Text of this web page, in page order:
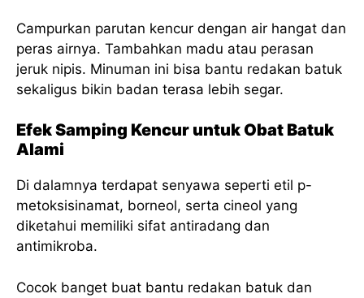
Campurkan parutan kencur dengan air hangat dan
peras airnya. Tambahkan madu atau perasan
jeruk nipis. Minuman ini bisa bantu redakan batuk
sekaligus bikin badan terasa lebih segar.
Efek Samping Kencur untuk Obat Batuk
Alami
Di dalamnya terdapat senyawa seperti etil p-
metoksisinamat, borneol, serta cineol yang
diketahui memiliki sifat antiradang dan
antimikroba.
Cocok banget buat bantu redakan batuk dan